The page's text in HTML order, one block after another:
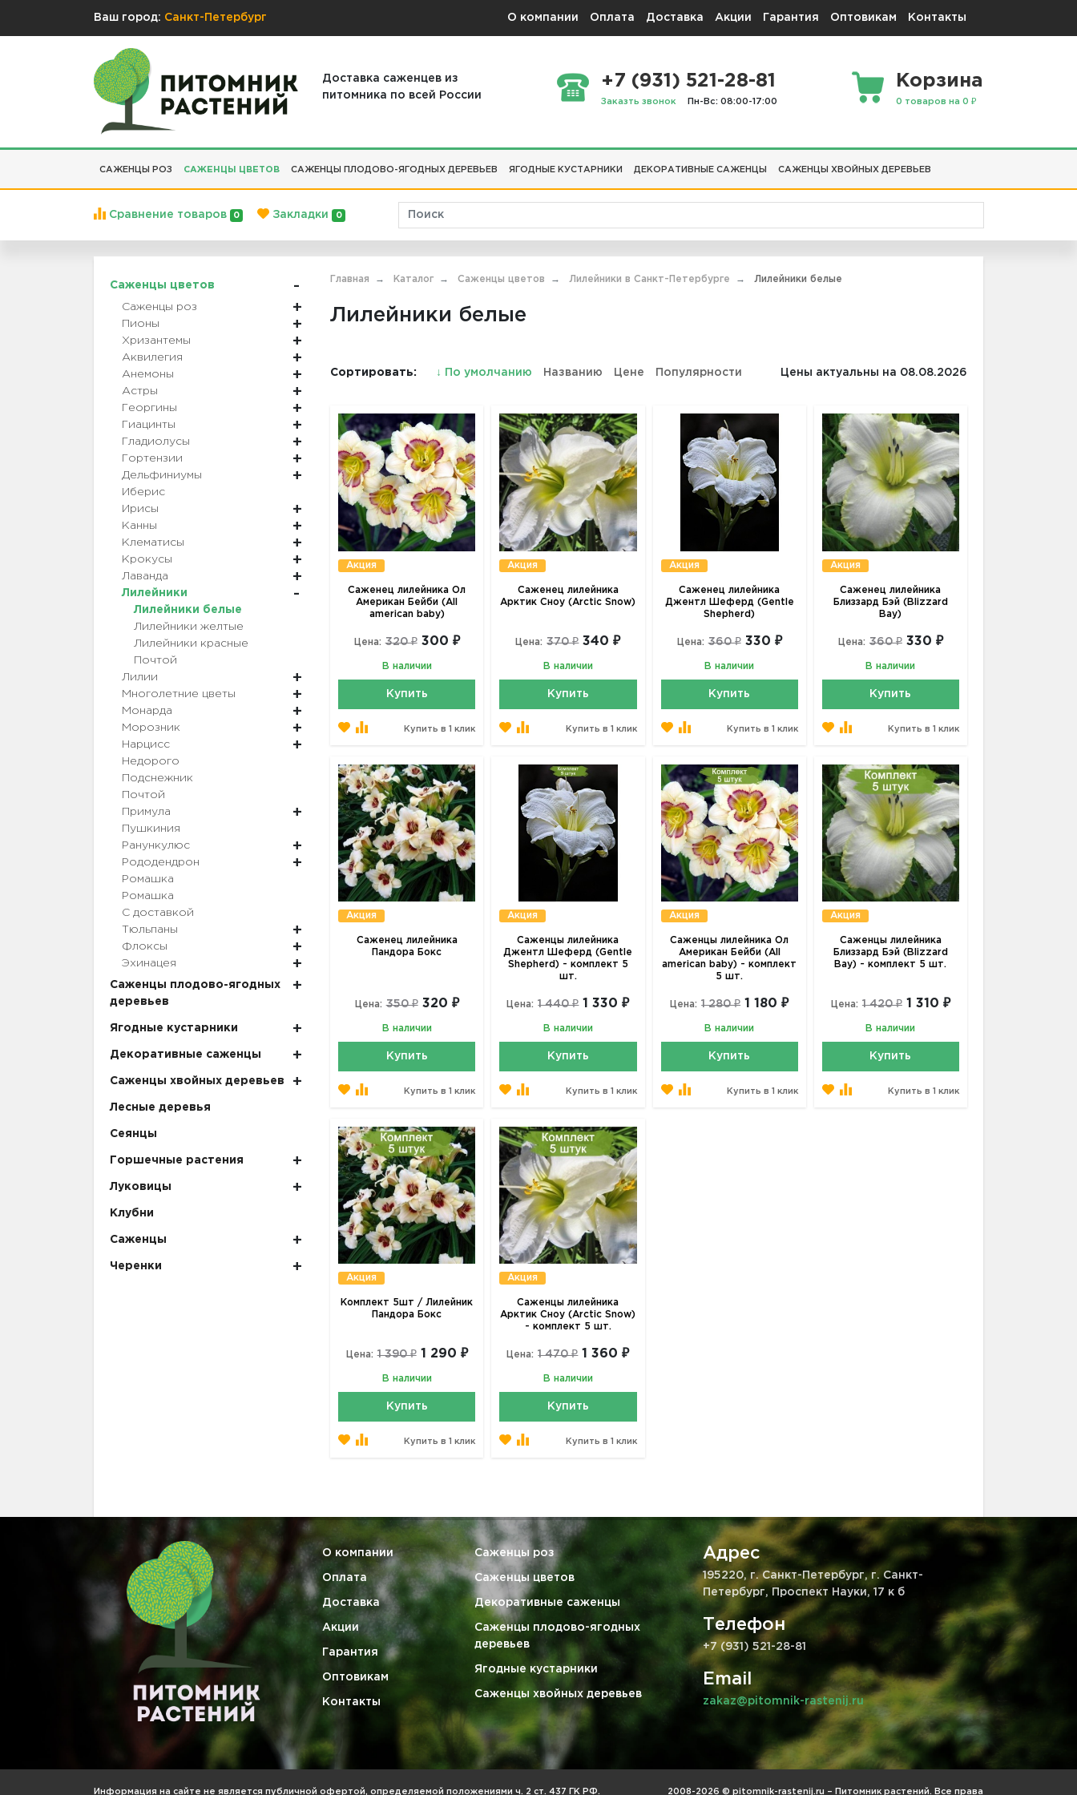
Ваш город: Санкт-Петербург О компании Оплата Доставка Акции Гарантия Оптовикам Контакты
Доставка саженцев из
питомника по всей России
+7 (931) 521-28-81
Заказть звонок Пн-Вс: 08:00-17:00
Корзина
0 товаров на 0 ₽
САЖЕНЦЫ РОЗ САЖЕНЦЫ ЦВЕТОВ САЖЕНЦЫ ПЛОДОВО-ЯГОДНЫХ ДЕРЕВЬЕВ ЯГОДНЫЕ КУСТАРНИКИ ДЕКОРАТИВНЫЕ САЖЕНЦЫ САЖЕНЦЫ ХВОЙНЫХ ДЕРЕВЬЕВ
Сравнение товаров 0 Закладки 0
Саженцы цветов
Саженцы роз
Пионы
Хризантемы
Аквилегия
Анемоны
Астры
Георгины
Гиацинты
Гладиолусы
Гортензии
Дельфиниумы
Иберис
Ирисы
Канны
Клематисы
Крокусы
Лаванда
Лилейники
Лилейники белые
Лилейники желтые
Лилейники красные
Почтой
Лилии
Многолетние цветы
Монарда
Морозник
Нарцисс
Недорого
Подснежник
Почтой
Примула
Пушкиния
Ранункулюс
Рододендрон
Ромашка
Ромашка
С доставкой
Тюльпаны
Флоксы
Эхинацея
Саженцы плодово-ягодных
деревьев
Ягодные кустарники
Декоративные саженцы
Саженцы хвойных деревьев
Лесные деревья
Сеянцы
Горшечные растения
Луковицы
Клубни
Саженцы
Черенки
Главная Каталог Саженцы цветов Лилейники в Санкт-Петербурге Лилейники белые
Лилейники белые
Сортировать: ↓ По умолчанию Названию Цене Популярности Цены актуальны на 08.08.2026
Акция
Саженец лилейника Ол
Американ Бейби (All
american baby)
Цена: 320 ₽ 300 ₽
В наличии
Купить
Купить в 1 клик
Акция
Саженец лилейника
Арктик Сноу (Arctic Snow)
Цена: 370 ₽ 340 ₽
В наличии
Купить
Купить в 1 клик
Акция
Саженец лилейника
Джентл Шеферд (Gentle
Shepherd)
Цена: 360 ₽ 330 ₽
В наличии
Купить
Купить в 1 клик
Акция
Саженец лилейника
Близзард Бэй (Blizzard
Bay)
Цена: 360 ₽ 330 ₽
В наличии
Купить
Купить в 1 клик
Акция
Саженец лилейника
Пандора Бокс
Цена: 350 ₽ 320 ₽
В наличии
Купить
Купить в 1 клик
Акция
Саженцы лилейника
Джентл Шеферд (Gentle
Shepherd) - комплект 5
шт.
Цена: 1 440 ₽ 1 330 ₽
В наличии
Купить
Купить в 1 клик
Акция
Саженцы лилейника Ол
Американ Бейби (All
american baby) - комплект
5 шт.
Цена: 1 280 ₽ 1 180 ₽
В наличии
Купить
Купить в 1 клик
Акция
Саженцы лилейника
Близзард Бэй (Blizzard
Bay) - комплект 5 шт.
Цена: 1 420 ₽ 1 310 ₽
В наличии
Купить
Купить в 1 клик
Акция
Комплект 5шт / Лилейник
Пандора Бокс
Цена: 1 390 ₽ 1 290 ₽
В наличии
Купить
Купить в 1 клик
Акция
Саженцы лилейника
Арктик Сноу (Arctic Snow)
- комплект 5 шт.
Цена: 1 470 ₽ 1 360 ₽
В наличии
Купить
Купить в 1 клик
О компании
Оплата
Доставка
Акции
Гарантия
Оптовикам
Контакты
Саженцы роз
Саженцы цветов
Декоративные саженцы
Саженцы плодово-ягодных
деревьев
Ягодные кустарники
Саженцы хвойных деревьев
Адрес
195220, г. Санкт-Петербург, г. Санкт-
Петербург, Проспект Науки, 17 к б
Телефон
+7 (931) 521-28-81
Email
zakaz@pitomnik-rastenij.ru
Информация на сайте не является публичной офертой, определяемой положениями ч. 2 ст. 437 ГК РФ. 2008-2026 © pitomnik-rastenij.ru – Питомник растений. Все права